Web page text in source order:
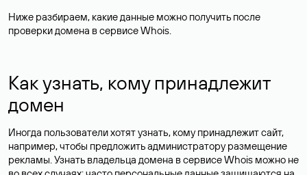
Ниже разбираем, какие данные можно получить после
проверки домена в сервисе Whois.
Как узнать, кому принадлежит
домен
Иногда пользователи хотят узнать, кому принадлежит сайт,
например, чтобы предложить администратору размещение
рекламы. Узнать владельца домена в сервисе Whois можно не